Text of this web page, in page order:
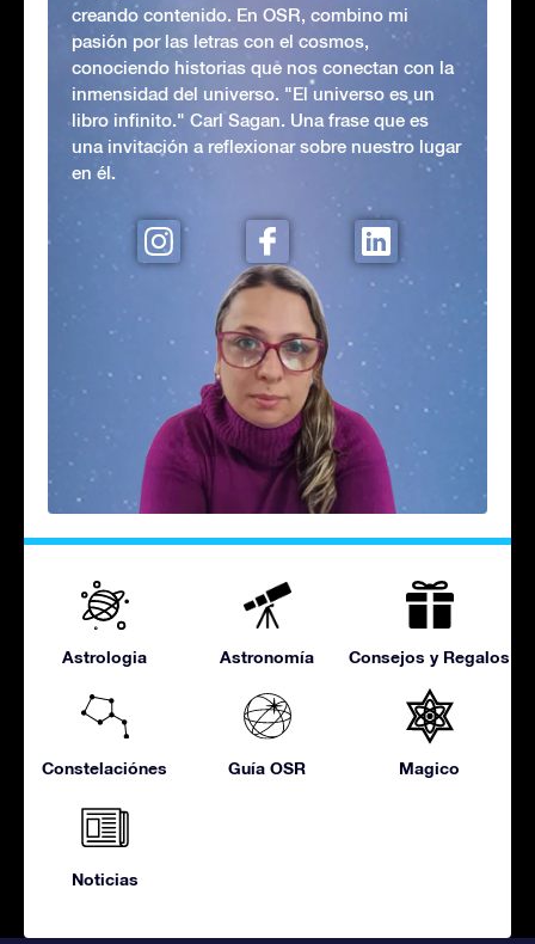
creando contenido. En OSR, combino mi
pasión por las letras con el cosmos,
conociendo historias que nos conectan con la
inmensidad del universo. "El universo es un
libro infinito." Carl Sagan. Una frase que es
una invitación a reflexionar sobre nuestro lugar
en él.
Astrologia Astronomía Consejos y Regalos
Constelaciónes Guía OSR Magico
Noticias